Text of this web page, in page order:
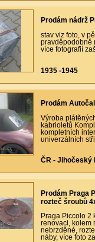
Prodám nádrž
stav viz foto, v
pravděpodobně
více fotografií
1935 -1945
Prodám
Výroba
kabrioletů
kompletních
univerzálních
ČR - Jihočeský
Prodám Praga
rozteč šroubů
Praga Piccolo 2
renovaci, kolem
nebrzděné,
náby, více foto